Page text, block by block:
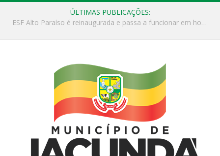
ÚLTIMAS PUBLICAÇÕES:
ESF Alto Paraíso é reinaugurada e passa a funcionar em horário estendido